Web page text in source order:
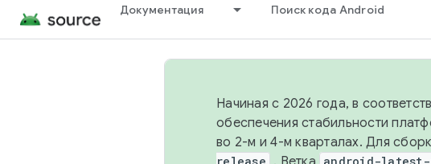
Документация Поиск кода Android
Начиная с 2026 года, в
обеспечения стабильности
во 2-м и 4-м кварталах. Для